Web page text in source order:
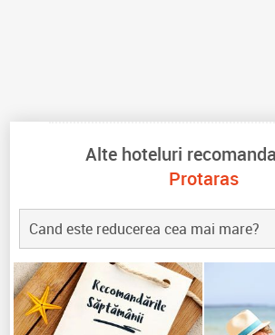
Alte hoteluri
Protaras
Cand este reducerea cea mai mare?